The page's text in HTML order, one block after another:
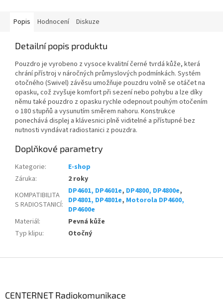
Popis Hodnocení Diskuze
Detailní popis produktu
Pouzdro je vyrobeno z vysoce kvalitní černé tvrdá kůže, která
chrání přístroj v náročných průmyslových podmínkách. Systém
otočného (Swivel) závěsu umožňuje pouzdru volně se otáčet na
opasku, což zvyšuje komfort při sezení nebo pohybu a lze díky
němu také pouzdro z opasku rychle odepnout pouhým otočením
o 180 stupňů a vysunutím směrem nahoru. Konstrukce
ponechává displej a klávesnici plně viditelné a přístupné bez
nutnosti vyndávat radiostanici z pouzdra.
Doplňkové parametry
Kategorie:
E-shop
Záruka:
2 roky
KOMPATIBILITA
S RADIOSTANICÍ:
DP4601, DP4601e, DP4800, DP4800e,
DP4801, DP4801e, Motorola DP4600,
DP4600e
Materiál:
Pevná kůže
Typ klipu: Otočný
CENTERNET Radiokomunikace